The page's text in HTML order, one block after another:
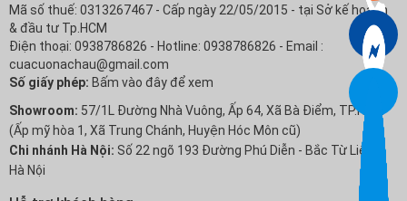
Mã số thuế: 0313267467 - Cấp ngày 22/05/2015 - tại Sở kế hoạch
& đầu tư Tp.HCM
Điện thoại: 0938786826 - Hotline: 0938786826 - Email :
cuacuonachau@gmail.com
Số giấy phép: Bấm vào đây để xem
Showroom: 57/1L Đường Nhà Vuông, Ấp 64, Xã Bà Điểm, TP.HCM
(Ấp mỹ hòa 1, Xã Trung Chánh, Huyện Hóc Môn cũ)
Chi nhánh Hà Nội: Số 22 ngõ 193 Đường Phú Diễn - Bắc Từ Liêm -
Hà Nội